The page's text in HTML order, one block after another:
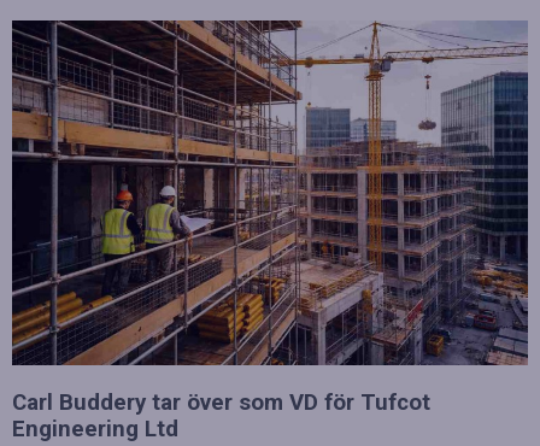
Carl Buddery tar över som VD för Tufcot
Engineering Ltd